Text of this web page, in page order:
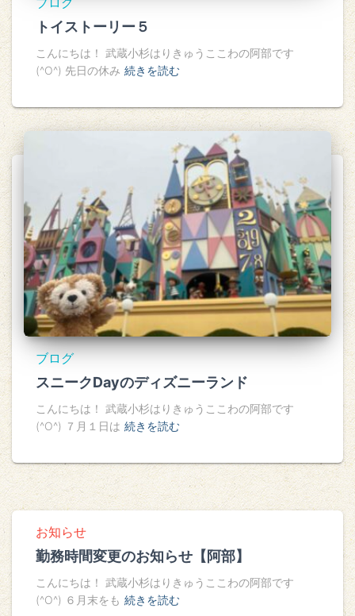
トイストーリー５
こんにちは！ 武蔵小杉はりきゅうここわの阿部です
(^O^) 先日の休み 続きを読む
ブログ
スニークDayのディズニーランド
こんにちは！ 武蔵小杉はりきゅうここわの阿部です
(^O^) ７月１日は 続きを読む
お知らせ
勤務時間変更のお知らせ【阿部】
こんにちは！ 武蔵小杉はりきゅうここわの阿部です
(^O^) ６月末をも 続きを読む